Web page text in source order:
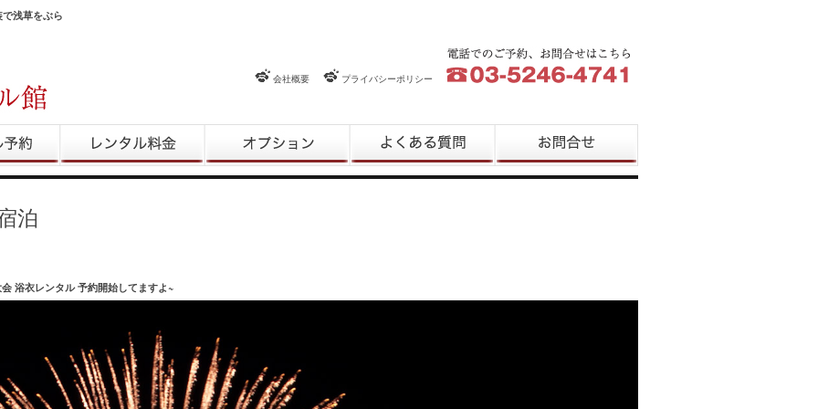
浅草をぶら
会社概要 プライバシーポリシー
レンタル料金 レンタルオプション よくある質問 お問合せ
泊
浴衣レンタル 予約開始してますよ~